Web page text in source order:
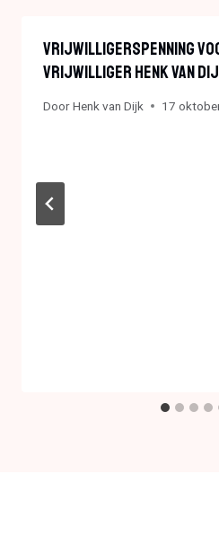
Vrijwilligerspenning
Vrijwilliger Henk Van
DoorHenk van Dijk 17